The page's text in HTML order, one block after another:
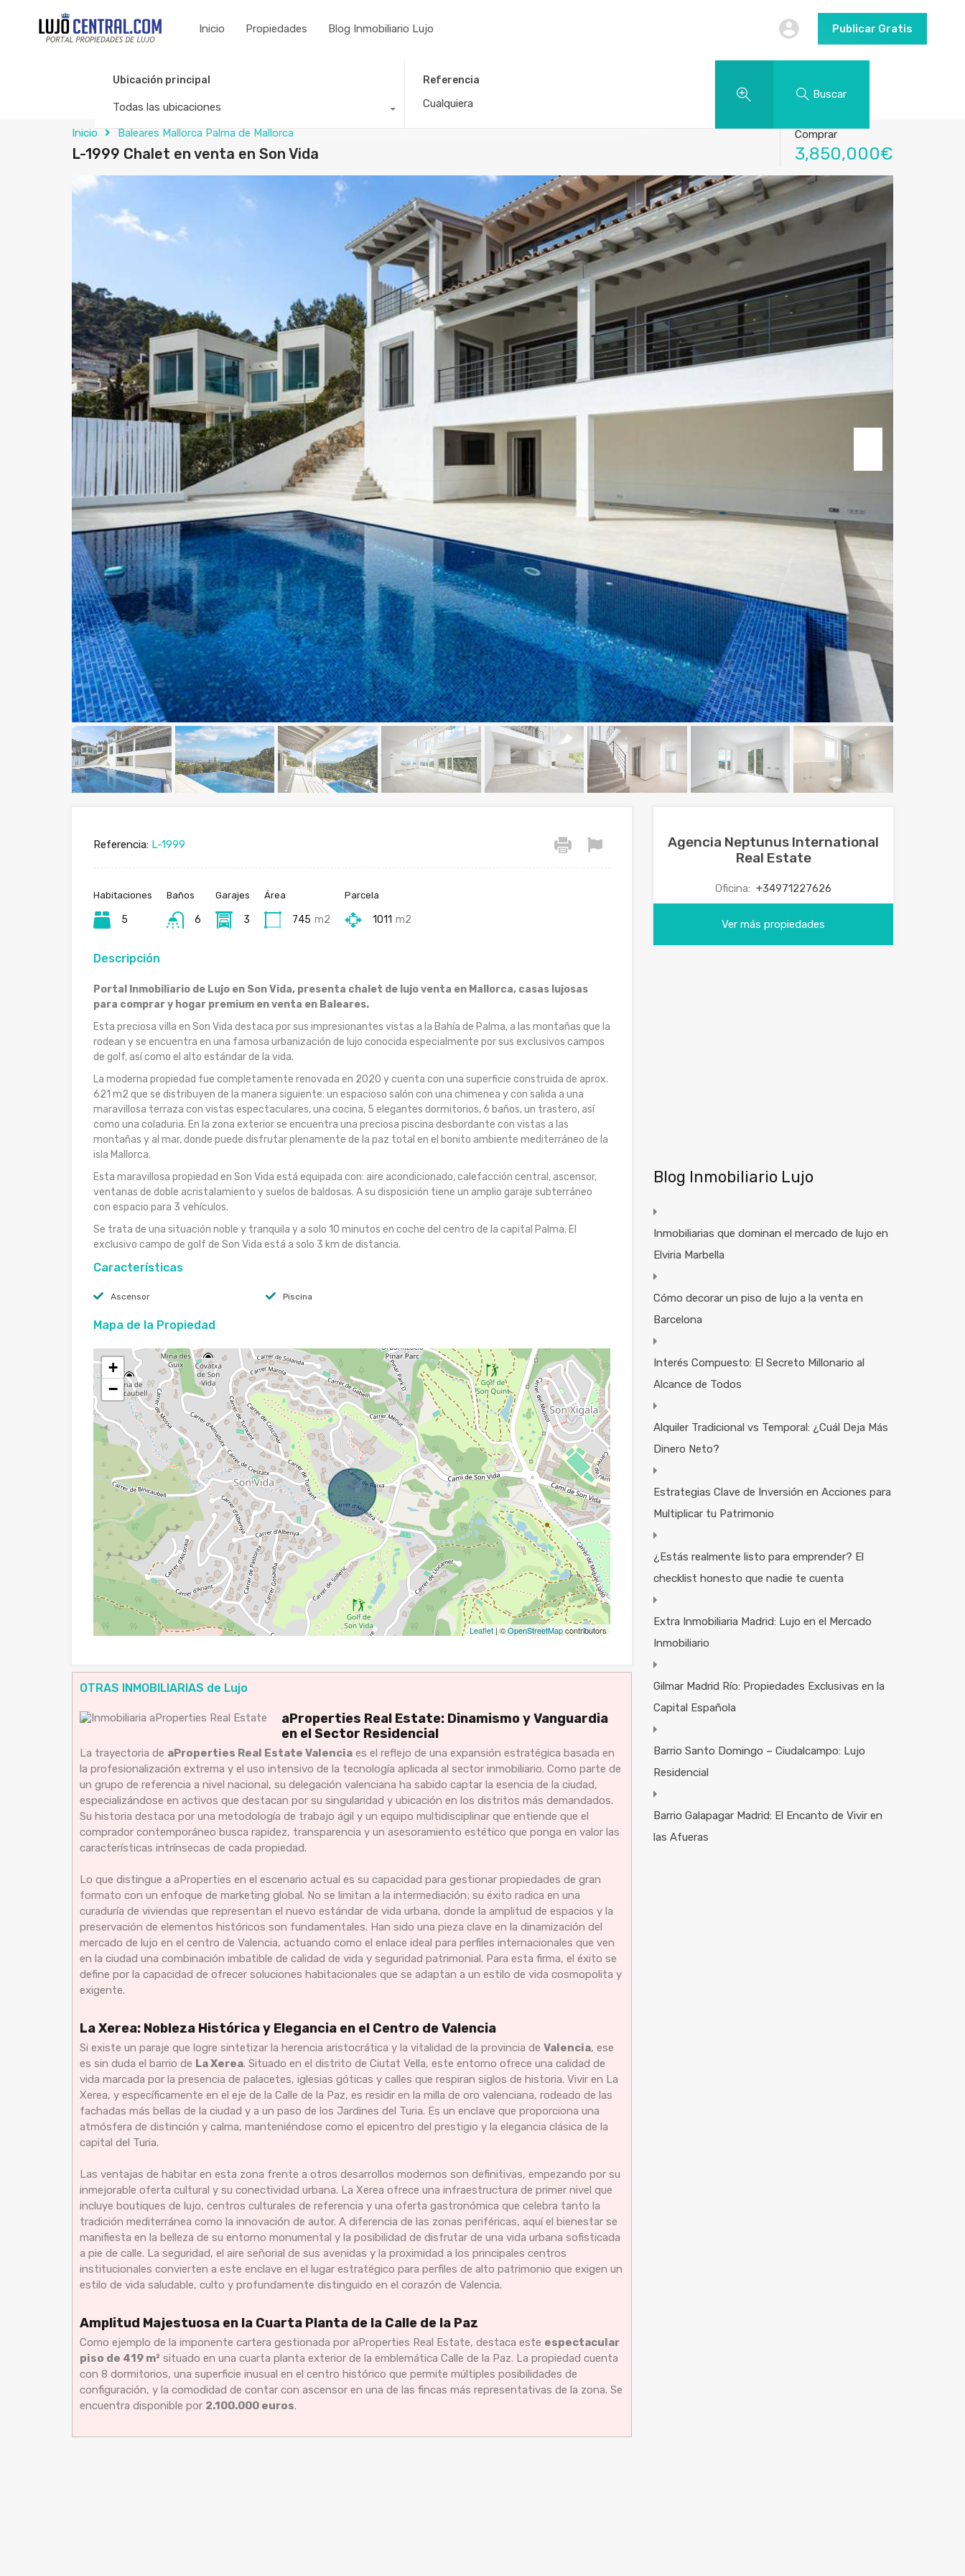
Inicio Propiedades Blog Inmobiliario Lujo Publicar Gratis
Ubicación principal
Todas las ubicaciones
Referencia
Buscar
Inicio Baleares Mallorca Palma de Mallorca
L-1999 Chalet en venta en Son Vida
Comprar
3,850,000€
Referencia: L-1999
Habitaciones
5
Baños
6
Garajes
3
Área
745 m2
Parcela
1011 m2
Descripción
Portal Inmobiliario de Lujo en Son Vida, presenta chalet de lujo venta en Mallorca, casas lujosas
para comprar y hogar premium en venta en Baleares.
Esta preciosa villa en Son Vida destaca por sus impresionantes vistas a la Bahía de Palma, a las montañas que la
rodean y se encuentra en una famosa urbanización de lujo conocida especialmente por sus exclusivos campos
de golf, así como el alto estándar de la vida.
La moderna propiedad fue completamente renovada en 2020 y cuenta con una superficie construida de aprox.
621 m2 que se distribuyen de la manera siguiente: un espacioso salón con una chimenea y con salida a una
maravillosa terraza con vistas espectaculares, una cocina, 5 elegantes dormitorios, 6 baños, un trastero, así
como una coladuria. En la zona exterior se encuentra una preciosa piscina desbordante con vistas a las
montañas y al mar, donde puede disfrutar plenamente de la paz total en el bonito ambiente mediterráneo de la
isla Mallorca.
Esta maravillosa propiedad en Son Vida está equipada con: aire acondicionado, calefacción central, ascensor,
ventanas de doble acristalamiento y suelos de baldosas. A su disposición tiene un amplio garaje subterráneo
con espacio para 3 vehículos.
Se trata de una situación noble y tranquila y a solo 10 minutos en coche del centro de la capital Palma. El
exclusivo campo de golf de Son Vida está a solo 3 km de distancia.
Características
Ascensor Piscina
Mapa de la Propiedad
+
−
Leaflet | ©OpenStreetMapcontributors
OTRAS INMOBILIARIAS de Lujo
aProperties Real Estate: Dinamismo y Vanguardia
en el Sector Residencial
La trayectoria de aProperties Real Estate Valencia es el reflejo de una expansión estratégica basada en
la profesionalización extrema y el uso intensivo de la tecnología aplicada al sector inmobiliario. Como parte de
un grupo de referencia a nivel nacional, su delegación valenciana ha sabido captar la esencia de la ciudad,
especializándose en activos que destacan por su singularidad y ubicación en los distritos más demandados.
Su historia destaca por una metodología de trabajo ágil y un equipo multidisciplinar que entiende que el
comprador contemporáneo busca rapidez, transparencia y un asesoramiento estético que ponga en valor las
características intrínsecas de cada propiedad.
Lo que distingue a aProperties en el escenario actual es su capacidad para gestionar propiedades de gran
formato con un enfoque de marketing global. No se limitan a la intermediación; su éxito radica en una
curaduría de viviendas que representan el nuevo estándar de vida urbana, donde la amplitud de espacios y la
preservación de elementos históricos son fundamentales. Han sido una pieza clave en la dinamización del
mercado de lujo en el centro de Valencia, actuando como el enlace ideal para perfiles internacionales que ven
en la ciudad una combinación imbatible de calidad de vida y seguridad patrimonial. Para esta firma, el éxito se
define por la capacidad de ofrecer soluciones habitacionales que se adaptan a un estilo de vida cosmopolita y
exigente.
La Xerea: Nobleza Histórica y Elegancia en el Centro de Valencia
Si existe un paraje que logre sintetizar la herencia aristocrática y la vitalidad de la provincia de Valencia, ese
es sin duda el barrio de La Xerea. Situado en el distrito de Ciutat Vella, este entorno ofrece una calidad de
vida marcada por la presencia de palacetes, iglesias góticas y calles que respiran siglos de historia. Vivir en La
Xerea, y específicamente en el eje de la Calle de la Paz, es residir en la milla de oro valenciana, rodeado de las
fachadas más bellas de la ciudad y a un paso de los Jardines del Turia. Es un enclave que proporciona una
atmósfera de distinción y calma, manteniéndose como el epicentro del prestigio y la elegancia clásica de la
capital del Turia.
Las ventajas de habitar en esta zona frente a otros desarrollos modernos son definitivas, empezando por su
inmejorable oferta cultural y su conectividad urbana. La Xerea ofrece una infraestructura de primer nivel que
incluye boutiques de lujo, centros culturales de referencia y una oferta gastronómica que celebra tanto la
tradición mediterránea como la innovación de autor. A diferencia de las zonas periféricas, aquí el bienestar se
manifiesta en la belleza de su entorno monumental y la posibilidad de disfrutar de una vida urbana sofisticada
a pie de calle. La seguridad, el aire señorial de sus avenidas y la proximidad a los principales centros
institucionales convierten a este enclave en el lugar estratégico para perfiles de alto patrimonio que exigen un
estilo de vida saludable, culto y profundamente distinguido en el corazón de Valencia.
Amplitud Majestuosa en la Cuarta Planta de la Calle de la Paz
Como ejemplo de la imponente cartera gestionada por aProperties Real Estate, destaca este espectacular
piso de 419 m² situado en una cuarta planta exterior de la emblemática Calle de la Paz. La propiedad cuenta
con 8 dormitorios, una superficie inusual en el centro histórico que permite múltiples posibilidades de
configuración, y la comodidad de contar con ascensor en una de las fincas más representativas de la zona. Se
encuentra disponible por 2.100.000 euros.
Agencia Neptunus International
Real Estate
Oficina: +34971227626
Ver más propiedades
Blog Inmobiliario Lujo
Inmobiliarias que dominan el mercado de lujo en
Elviria Marbella
Cómo decorar un piso de lujo a la venta en
Barcelona
Interés Compuesto: El Secreto Millonario al
Alcance de Todos
Alquiler Tradicional vs Temporal: ¿Cuál Deja Más
Dinero Neto?
Estrategias Clave de Inversión en Acciones para
Multiplicar tu Patrimonio
¿Estás realmente listo para emprender? El
checklist honesto que nadie te cuenta
Extra Inmobiliaria Madrid: Lujo en el Mercado
Inmobiliario
Gilmar Madrid Río: Propiedades Exclusivas en la
Capital Española
Barrio Santo Domingo – Ciudalcampo: Lujo
Residencial
Barrio Galapagar Madrid: El Encanto de Vivir en
las Afueras